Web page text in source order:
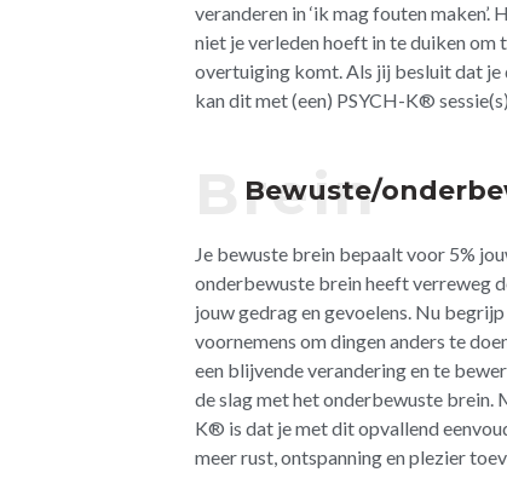
veranderen in ‘ik mag fouten
niet je verleden hoeft in te duiken om
overtuiging komt. Als jij besluit dat je
kan dit met (een) PSYCH-K®
Brein
Bewuste/
Je bewuste brein bepaalt voor 5%
onderbewuste brein heeft verreweg
jouw gedrag en gevoelens. Nu
voornemens om dingen anders te
een blijvende verandering en te
de slag met het onderbewuste brein.
K® is dat je met dit opvallend
meer rust, ontspanning en plezier